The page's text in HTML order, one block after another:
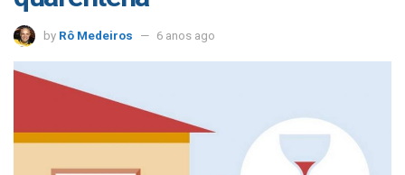
by Rô Medeiros 6 anos ago